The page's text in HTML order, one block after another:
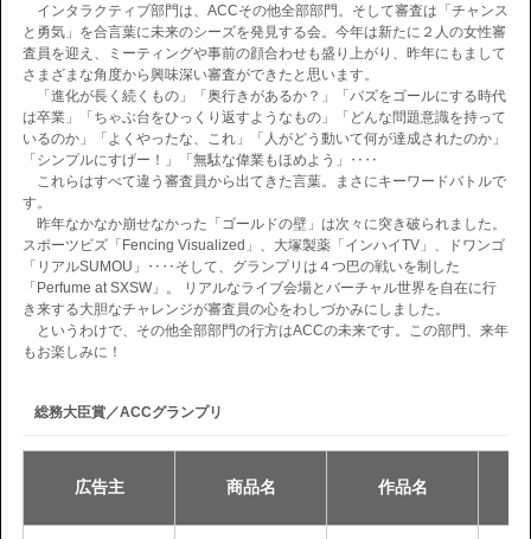
お問い合わせ 推奨環境
サイト利用規約 運営団体
プライバシーポリシー セキュリティーポリシー
閉じる
インタラクティブ部門は、ACCその他全部部門。そして審査は「チャンス
と勇気」を合言葉に未来のシーズを発見する会。今年は新たに２人の女性審
査員を迎え、ミーティングや事前の顔合わせも盛り上がり、昨年にもまして
さまざまな角度から興味深い審査ができたと思います。
「進化が長く続くもの」「奥行きがあるか？」「バズをゴールにする時代
は卒業」「ちゃぶ台をひっくり返すようなもの」「どんな問題意識を持って
いるのか」「よくやったな、これ」「人がどう動いて何が達成されたのか」
「シンプルにすげー！」「無駄な偉業もほめよう」‥‥
これらはすべて違う審査員から出てきた言葉。まさにキーワードバトルで
す。
昨年なかなか崩せなかった「ゴールドの壁」は次々に突き破られました。
スポーツビズ「Fencing Visualized」、大塚製薬「インハイTV」、ドワンゴ
「リアルSUMOU」‥‥そして、グランプリは４つ巴の戦いを制した
「Perfume at SXSW」。 リアルなライブ会場とバーチャル世界を自在に行
き来する大胆なチャレンジが審査員の心をわしづかみにしました。
というわけで、その他全部部門の行方はACCの未来です。この部門、来年
もお楽しみに！
総務大臣賞／ACCグランプリ
広告主 商品名 作品名